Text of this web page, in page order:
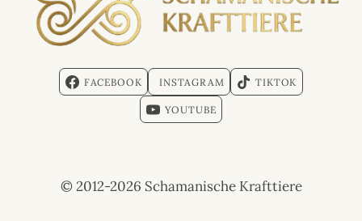
FACEBOOK INSTAGRAM TIKTOK
YOUTUBE
© 2012-2026 Schamanische Krafttiere